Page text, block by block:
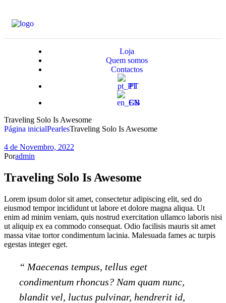
Loja
Quem somos
Contactos
PT
EN
Traveling Solo Is Awesome
Página inicialPearlesTraveling Solo Is Awesome
4 de Novembro, 2022
Poradmin
Traveling Solo Is Awesome
Lorem ipsum dolor sit amet, consectetur adipiscing elit, sed do
eiusmod tempor incididunt ut labore et dolore magna aliqua. Ut
enim ad minim veniam, quis nostrud exercitation ullamco laboris nisi
ut aliquip ex ea commodo consequat. Odio facilisis mauris sit amet
massa vitae tortor condimentum lacinia. Malesuada fames ac turpis
egestas integer eget.
“ Maecenas tempus, tellus eget
condimentum rhoncus? Nam quam nunc,
blandit vel, luctus pulvinar, hendrerit id,